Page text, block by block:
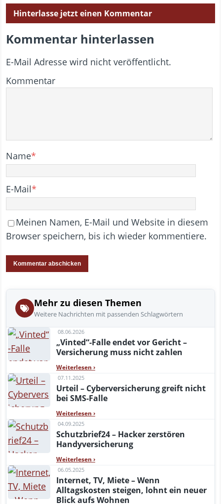
Hinterlasse jetzt einen Kommentar
Kommentar hinterlassen
E-Mail Adresse wird nicht veröffentlicht.
Kommentar
Name*
E-Mail*
Meinen Namen, E-Mail und Website in diesem
Browser speichern, bis ich wieder kommentiere.
Mehr zu diesen Themen
Weitere Nachrichten mit passenden Schlagwörtern
08.06.2026
„Vinted“-Falle endet vor Gericht –
Versicherung muss nicht zahlen
Weiterlesen ›
07.11.2025
Urteil – Cyberversicherung greift nicht
bei SMS-Falle
Weiterlesen ›
04.09.2025
Schutzbrief24 – Hacker zerstören
Handyversicherung
Weiterlesen ›
06.05.2025
Internet, TV, Miete – Wenn
Alltagskosten steigen, lohnt ein neuer
Blick aufs Wohnen